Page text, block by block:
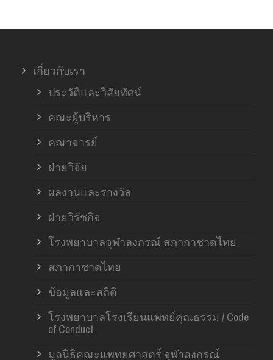
เกี่ยวกับเรา
ประวัติและวิสัยทัศน์
คณะผู้บริหาร
คณาจารย์
ฝ่ายวิจัย
ผลงานและรางวัล
ฝ่ายวิรัชกิจ
โรงพยาบาลจุฬาลงกรณ์ สภากาชาดไทย
สภากาชาดไทย
ข้อมูลและสถิติ
โรงพยาบาลโรงเรียนแพทย์คุณธรรม / Code
of Conduct
มูลนิธิคณะแพทยศาสตร์ จุฬาลงกรณ์